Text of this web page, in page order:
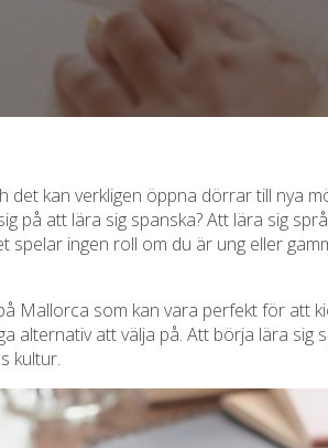
kan verkligen öppna dörrar till nya
på att lära sig spanska? Att lära sig
spelar ingen roll om du är ung eller
Mallorca som kan vara perfekt för att
alternativ att välja på. Att börja lära
kultur.